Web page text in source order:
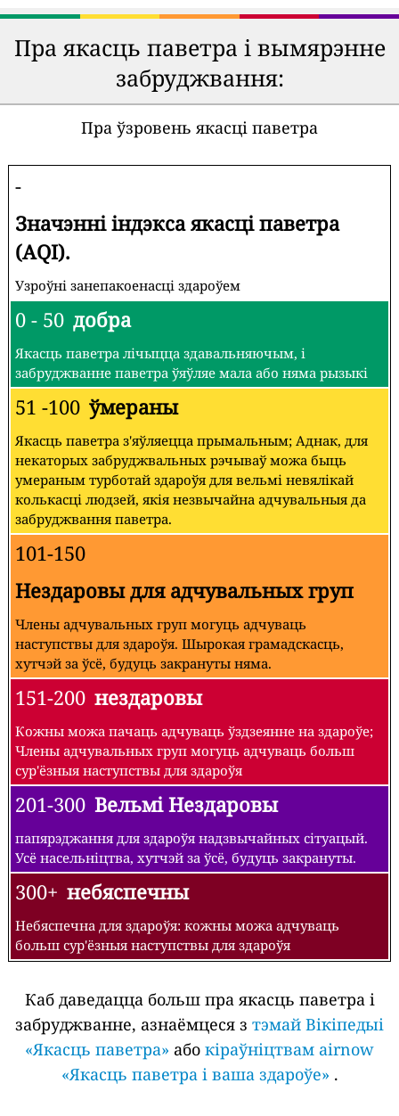
Пра якасць паветра і вымярэнне
забруджвання:
Пра ўзровень якасці паветра
-
Значэнні індэкса якасці паветра
(AQI).
Узроўні занепакоенасці здароўем
0 - 50 добра
Якасць паветра лічыцца здавальняючым, і
забруджванне паветра ўяўляе мала або няма рызыкі
51 -100 ўмераны
Якасць паветра з'яўляецца прымальным; Аднак, для
некаторых забруджвальных рэчываў можа быць
умераным турботай здароўя для вельмі невялікай
колькасці людзей, якія незвычайна адчувальныя да
забруджвання паветра.
101-150
Нездаровы для адчувальных груп
Члены адчувальных груп могуць адчуваць
наступствы для здароўя. Шырокая грамадскасць,
хутчэй за ўсё, будуць закрануты няма.
151-200 нездаровы
Кожны можа пачаць адчуваць ўздзеянне на здароўе;
Члены адчувальных груп могуць адчуваць больш
сур'ёзныя наступствы для здароўя
201-300 Вельмі Нездаровы
папярэджання для здароўя надзвычайных сітуацый.
Усё насельніцтва, хутчэй за ўсё, будуць закрануты.
300+ небяспечны
Небяспечна для здароўя: кожны можа адчуваць
больш сур'ёзныя наступствы для здароўя
Каб даведацца больш пра якасць паветра і
забруджванне, азнаёмцеся з тэмай Вікіпедыі
«Якасць паветра» або кіраўніцтвам airnow
«Якасць паветра і ваша здароўе» .